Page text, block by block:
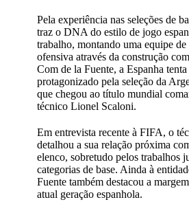
Pela experiência nas seleções de
traz o DNA do estilo de jogo
trabalho, montando uma equipe
ofensiva através da construção
Com de la Fuente, a Espanha
protagonizado pela seleção da
que chegou ao título mundial
técnico Lionel Scaloni.
Em entrevista recente à FIFA, o
detalhou a sua relação próxima
elenco, sobretudo pelos trabalhos
categorias de base. Ainda à
Fuente também destacou a
atual geração espanhola.